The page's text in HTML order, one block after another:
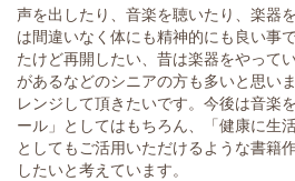
声を出したり、音楽を聴いたり、楽器
は間違いなく体にも精神的にも良い事
たけど再開したい、昔は楽器をやって
があるなどのシニアの方も多いと思い
レンジして頂きたいです。今後は音楽
ール」としてはもちろん、「健康に生
としてもご活用いただけるような書籍
したいと考えています。